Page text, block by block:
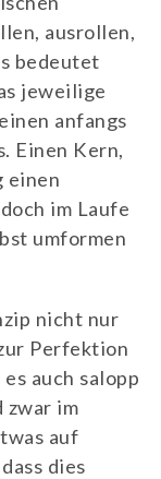
ausrollen,
bedeutet
jeweilige
anfangs
Einen Kern,
einen
im Laufe
umformen
nicht nur
Perfektion
auch salopp
zwar im
auf
dies